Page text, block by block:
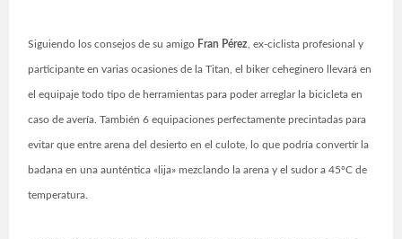
Siguiendo los consejos de su amigo Fran Pérez , ex-ciclista profesional y
participante en varias ocasiones de la Titan, el biker ceheginero llevará en
el equipaje todo tipo de herramientas para poder arreglar la bicicleta en
caso de avería. También 6 equipaciones perfectamente precintadas para
evitar que entre arena del desierto en el culote, lo que podría convertir la
badana en una aunténtica «lija» mezclando la arena y el sudor a 45ºC de
temperatura.